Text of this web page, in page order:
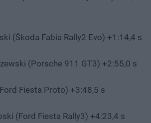
(Škoda Fabia Rally2 Evo) +1:14,4 s
(Porsche 911 GT3) +2:55,0 s
Fiesta Proto) +3:48,5 s
(Ford Fiesta Rally3) +4:23,4 s